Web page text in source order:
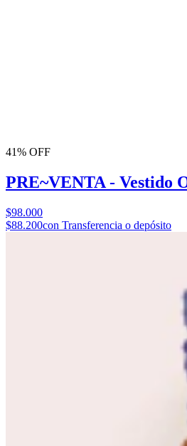
41% OFF
PRE~VENTA - Vestido
$98.000
$88.200con Transferencia o depósito